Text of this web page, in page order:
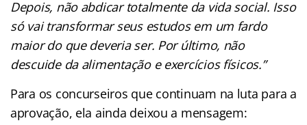
Depois, não abdicar totalmente da vida social. Isso
só vai transformar seus estudos em um fardo
maior do que deveria ser. Por último, não
descuide da alimentação e exercícios físicos.”
Para os concurseiros que continuam na luta para a
aprovação, ela ainda deixou a mensagem: